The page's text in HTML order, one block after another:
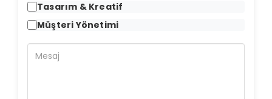
Tasarım & Kreatif
Müşteri Yönetimi